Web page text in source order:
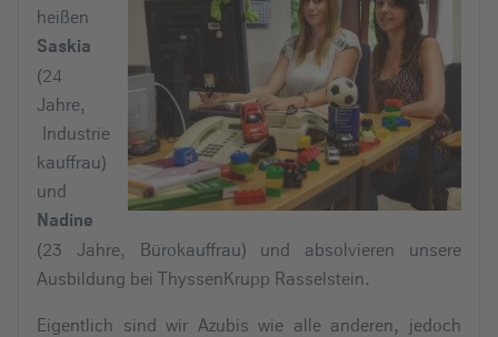
heißen
Saskia
(24
Jahre,
Industrie
kauffrau)
und
Nadine
(23 Jahre, Bürokauffrau) und absolvieren unsere
Ausbildung bei ThyssenKrupp Rasselstein.
Eigentlich sind wir Azubis wie alle anderen, jedoch